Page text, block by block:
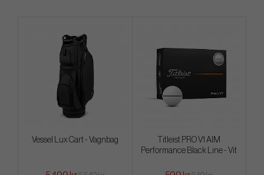
Vessel Lux Cart - Vagnbag
Titleist PRO V1 AIM
Performance Black Line - Vit